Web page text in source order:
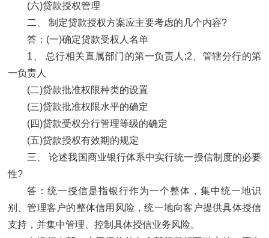
(六)贷款授权管理
二、 制定贷款授权方案应主要考虑的几个内容?
答：(一)确定贷款受权人名单
1、 总行相关直属部门的第一负责人;2、管辖分行的第
一负责人
(二)贷款批准权限种类的设置
(三)贷款批准权限水平的确定
(四)贷款受权分行管理等级的确定
(五)贷款授权有效期的规定
三、 论述我国商业银行体系中实行统一授信制度的必要
性?
答：统一授信是指银行作为一个整体，集中统一地识
别、管理客户的整体信用风险，统一地向客户提供具体授信
支持，并集中管理、控制具体授信业务风险。